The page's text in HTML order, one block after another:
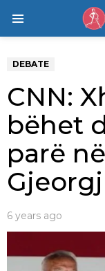
DEBATE
CNN:
bëhet
parë
6 years ago